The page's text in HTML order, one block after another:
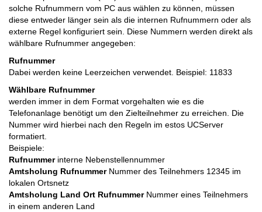
solche Rufnummern vom PC aus wählen zu können, müssen
diese entweder länger sein als die internen Rufnummern oder als
externe Regel konfiguriert sein. Diese Nummern werden direkt als
wählbare Rufnummer angegeben:
Rufnummer
Dabei werden keine Leerzeichen verwendet. Beispiel: 11833
Wählbare Rufnummer
werden immer in dem Format vorgehalten wie es die
Telefonanlage benötigt um den Zielteilnehmer zu erreichen. Die
Nummer wird hierbei nach den Regeln im estos UCServer
formatiert.
Beispiele:
Rufnummerinterne Nebenstellennummer
Amtsholung RufnummerNummer des Teilnehmers 12345 im
lokalen Ortsnetz
Amtsholung Land Ort RufnummerNummer eines Teilnehmers
in einem anderen Land